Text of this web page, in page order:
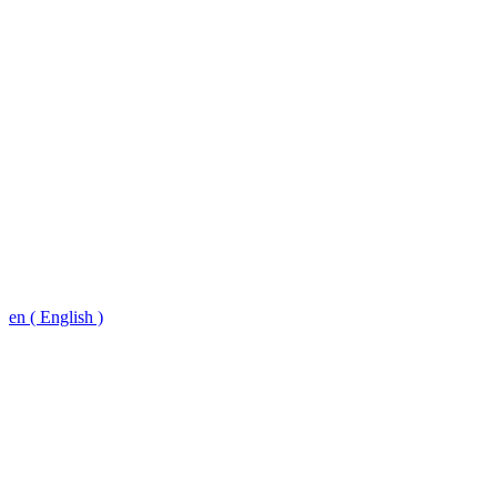
en ( English )